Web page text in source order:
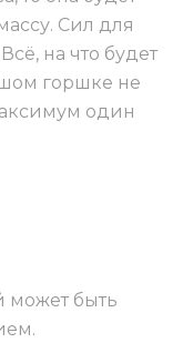
Сил для
на что будет
горшке не
один
быть